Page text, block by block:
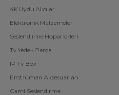
4K Uydu Alıcılar
Elektronik Malzemeler
Seslendirme Hoparlörleri
Tv Yedek Parça
IP Tv Box
Enstrüman Aksesuarları
Cami Seslendirme